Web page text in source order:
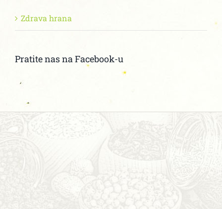
Zdrava hrana
Pratite nas na Facebook-u